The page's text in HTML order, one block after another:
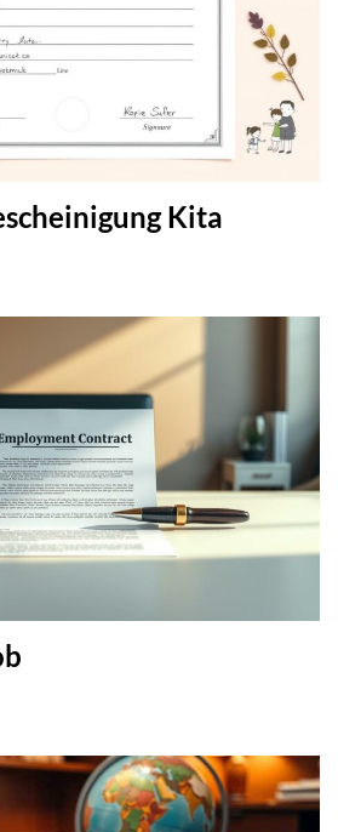
Kita